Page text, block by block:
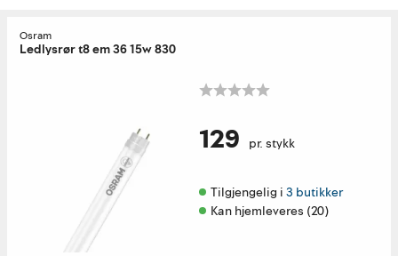
Osram
Ledlysrør t8 em 36 15w 830
129 pr. stykk
Tilgjengelig i 3 butikker
Kan hjemleveres (20)